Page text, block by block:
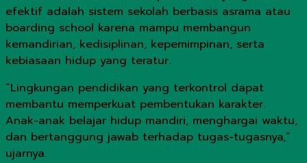
efektif adalah sistem sekolah berbasis asrama atau
boarding school karena mampu membangun
kemandirian, kedisiplinan, kepemimpinan, serta
kebiasaan hidup yang teratur.
“Lingkungan pendidikan yang terkontrol dapat
membantu memperkuat pembentukan karakter.
Anak-anak belajar hidup mandiri, menghargai waktu,
dan bertanggung jawab terhadap tugas-tugasnya,”
ujarnya.